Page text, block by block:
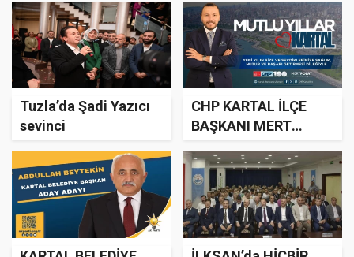
Tuzla’da Şadi Yazıcı
sevinci
CHP KARTAL İLÇE
BAŞKANI MERT
POLAT'IN YENİ YIL
MESAJI